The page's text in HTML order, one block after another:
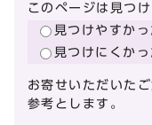
このページは見つ
見つけやすかっ
見つけにくかっ
お寄せいただいた
参考とします。